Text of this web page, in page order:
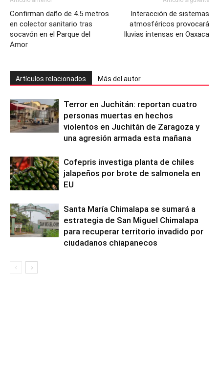
Confirman daño de 4.5 metros
en colector sanitario tras
socavón en el Parque del
Amor
Interacción de sistemas
atmosféricos provocará
lluvias intensas en Oaxaca
Artículos relacionados Más del autor
Terror en Juchitán: reportan cuatro
personas muertas en hechos
violentos en Juchitán de Zaragoza y
una agresión armada esta mañana
Cofepris investiga planta de chiles
jalapeños por brote de salmonela en
EU
Santa María Chimalapa se sumará a
estrategia de San Miguel Chimalapa
para recuperar territorio invadido por
ciudadanos chiapanecos